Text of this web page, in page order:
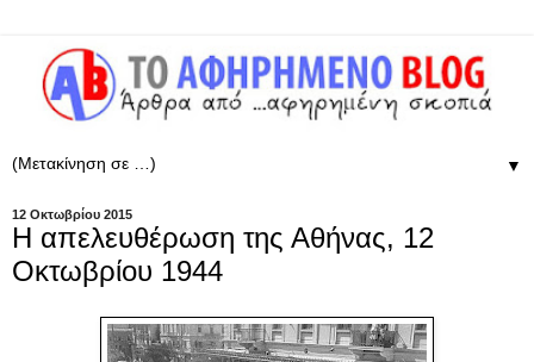
▼
12 Οκτωβρίου 2015
Η απελευθέρωση της Αθήνας, 12
Οκτωβρίου 1944